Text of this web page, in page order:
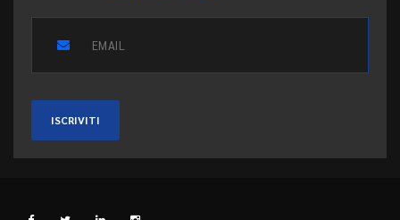
ISCRIVITI